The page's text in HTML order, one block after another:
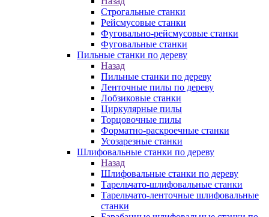
Строгальные станки
Рейсмусовые станки
Фуговально-рейсмусовые станки
Фуговальные станки
Пильные станки по дереву
Назад
Пильные станки по дереву
Ленточные пилы по дереву
Лобзиковые станки
Циркулярные пилы
Торцовочные пилы
Форматно-раскроечные станки
Усозарезные станки
Шлифовальные станки по дереву
Назад
Шлифовальные станки по дереву
Тарельчато-шлифовальные станки
Тарельчато-ленточные шлифовальные
станки